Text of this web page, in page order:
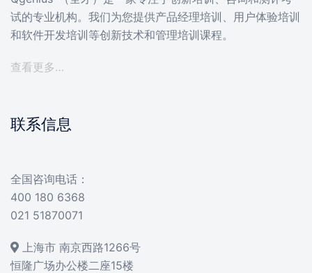
试的专业机构。我们为您提供产品经理培训、用户体验培训
和软件开发培训等创新技术和管理培训课程。
查看更多…
联系信息
全国咨询电话：
400 180 6368
021 51870071
上海市 南京西路1266号
恒隆广场办公楼二座15楼